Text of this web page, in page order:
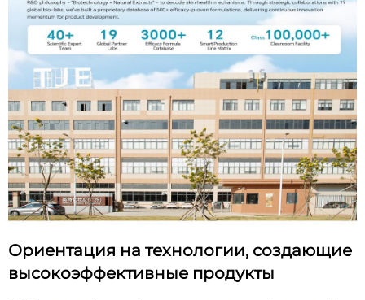
Ориентация на технологии, создающие
высокоэффективные продукты